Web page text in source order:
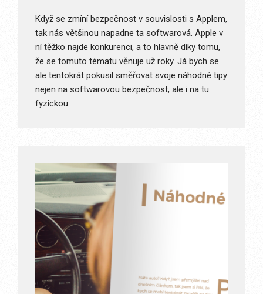
Když se zmíní bezpečnost v souvislosti s Applem,
tak nás většinou napadne ta softwarová. Apple v
ní těžko najde konkurenci, a to hlavně díky tomu,
že se tomuto tématu věnuje už roky. Já bych se
ale tentokrát pokusil směřovat svoje náhodné tipy
nejen na softwarovou bezpečnost, ale i na tu
fyzickou.